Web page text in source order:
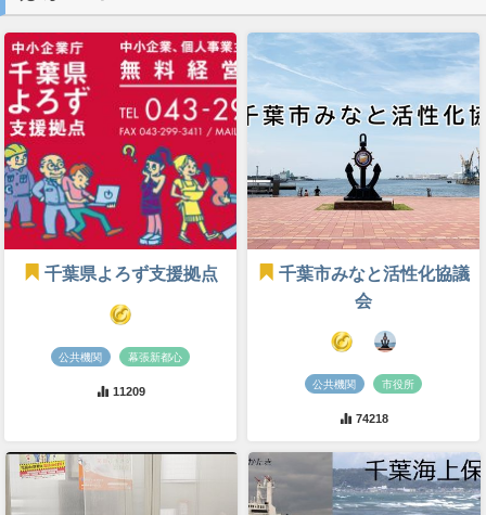
千葉県よろず支援拠点
公共機関 幕張新都心
11209
千葉市みなと活性化協議
会
公共機関 市役所
74218